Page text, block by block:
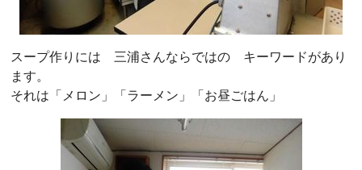
スープ作りには 三浦さんならではの キーワードがあり
ます。
それは「メロン」「ラーメン」「お昼ごはん」